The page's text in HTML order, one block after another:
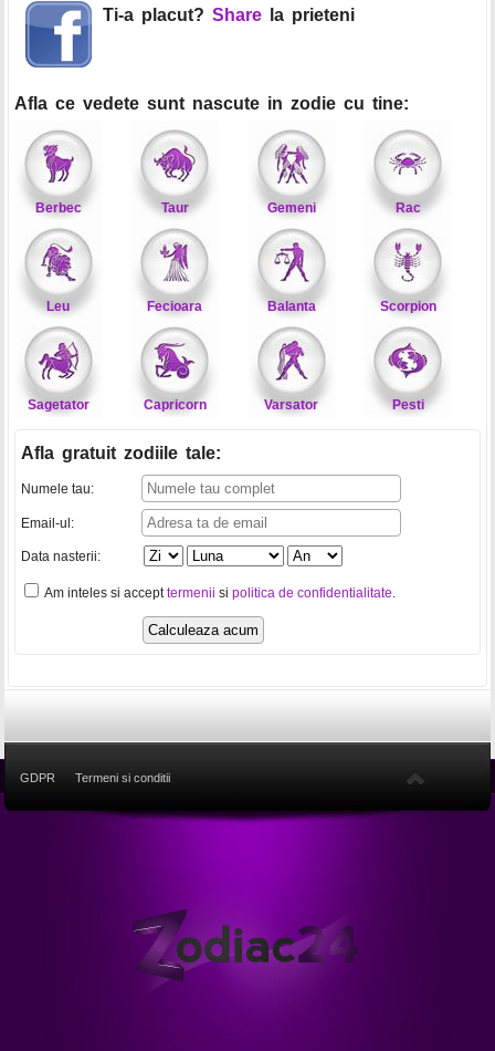
Ti-a placut? Share la prieteni
Afla ce vedete sunt nascute in zodie cu tine:
Berbec Taur Gemeni Rac
Leu Fecioara Balanta Scorpion
Sagetator Capricorn Varsator Pesti
Afla gratuit zodiile tale:
Numele tau:
Email-ul:
Data nasterii:
Am inteles si accepttermenii si politica de confidentialitate.
GDPR Termeni si conditii